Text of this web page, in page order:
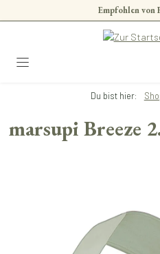
Zum Hauptinhalt springenEmpfohlen von
Du bist hier:
marsupi Breeze